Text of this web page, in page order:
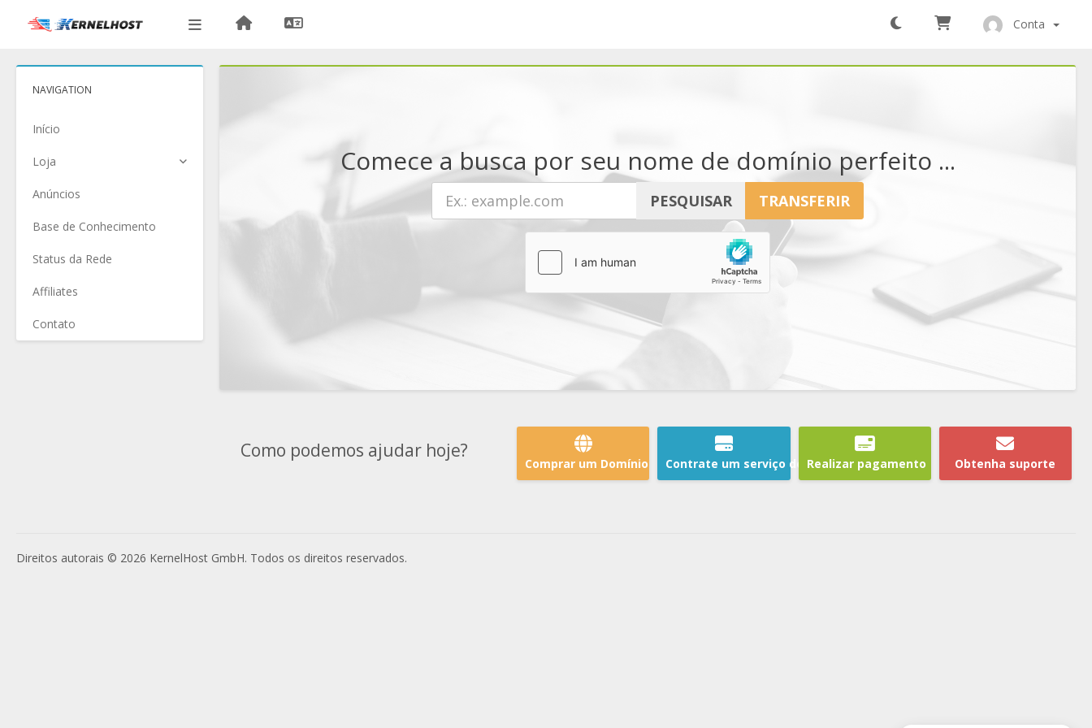
Conta
NAVIGATION
Início
Loja
Anúncios
Base de Conhecimento
Status da Rede
Affiliates
Contato
Comece a busca por seu nome de domínio perfeito ...
Como podemos ajudar hoje?
Comprar um Domínio Contrate um serviço de hospedagem
Realizar pagamento Obtenha suporte
Direitos autorais © 2026 KernelHost GmbH. Todos os direitos reservados.